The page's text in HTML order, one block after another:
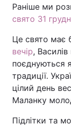
Раніше ми
свято 31
Це свято має
вечір,
поєднуються
традиції.
цілий день
Маланку
Підлітки та